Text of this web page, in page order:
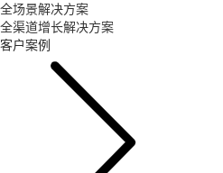
全场景解决方案
全渠道增长解决方案
客户案例